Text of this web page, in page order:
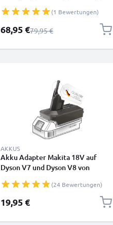
Fluffy Extra (Dyson SV18)
2500mAh von CELLONIC -
Einsteckbarer Akku
(1 Bewertungen)
Sonderpreis
68,95 €Regulärer Preis
79,95 €
AKKUS
Akku Adapter Makita 18V auf
Dyson V7 und Dyson V8 von
(24 Bewertungen)
19,95 €